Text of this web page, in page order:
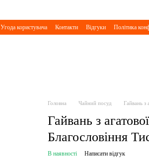
Угода користувача Контакти Відгуки Політика
Головна Чайний посуд Гайвань з
Гайвань з
Благословіння
В наявності Написати відгук